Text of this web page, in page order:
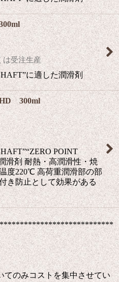
は受注生産
に適した潤滑剤
HD 300ml
POINT
滑剤 耐熱・高潤滑性・焼
度220℃ 高荷重潤滑部の部
き防止として効果がある
てのみコストを集中させてい